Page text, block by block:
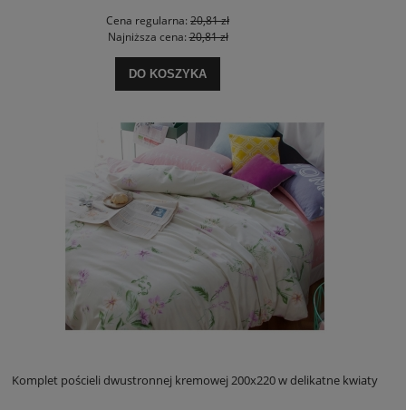
Cena regularna: 20,81 zł
Najniższa cena:20,81 zł
DO KOSZYKA
Komplet pościeli dwustronnej kremowej 200x220 w delikatne kwiaty